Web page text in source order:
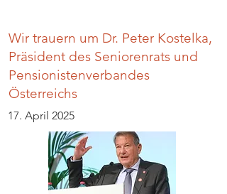
Wir trauern um Dr. Peter Kostelka,
Präsident des Seniorenrats und
Pensionistenverbandes
Österreichs
17. April 2025